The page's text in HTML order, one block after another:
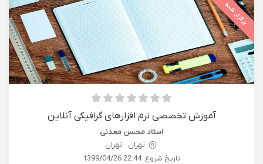
برگزار شده
آموزش تخصصی نرم افزارهای گرافیکی آنلاین
استاد محسن معدنی
تهران - تهران
تاریخ شروع:1399/04/26 22:44